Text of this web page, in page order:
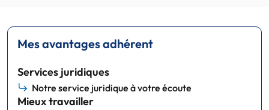
Mes avantages adhérent
Services juridiques
Notre service juridique à votre écoute
Mieux travailler